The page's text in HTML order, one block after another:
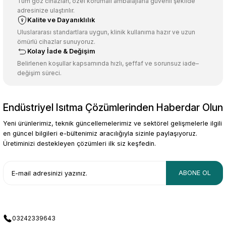
Ürün bilgilerinde hatalar bulunuyor.
Ürün fiyatı diğer sitelerden daha pahalı.
Bu ürüne benzer farklı alternatifler olmalı.
Gönder
adresinize ulaştırılır.
Kalite ve Dayanıklılık
Uluslararası standartlara uygun, klinik kullanıma hazır ve uzun
ömürlü cihazlar sunuyoruz.
Kolay İade & Değişim
Belirlenen koşullar kapsamında hızlı, şeffaf ve sorunsuz iade–
değişim süreci.
Endüstriyel Isıtma Çözümlerinden Haberdar Olun
Yeni ürünlerimiz, teknik güncellemelerimiz ve sektörel gelişmelerle ilgili
en güncel bilgileri e-bültenimiz aracılığıyla sizinle paylaşıyoruz.
Üretiminizi destekleyen çözümleri ilk siz keşfedin.
ABONE OL
03242339643